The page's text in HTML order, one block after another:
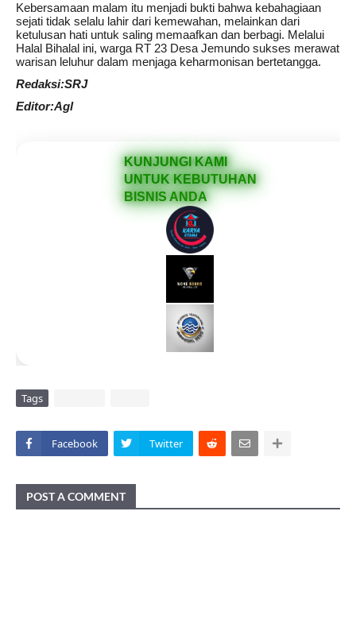
Kebersamaan malam itu menjadi bukti bahwa kebahagiaan
sejati tidak selalu lahir dari kemewahan, melainkan dari
ketulusan hati untuk saling memaafkan dan berbagi. Melalui
Halal Bihalal ini, warga RT 23 Desa Jemundo sukses merawat
warisan leluhur dalam menjaga keharmonisan bertetangga.
Redaksi:SRJ
Editor:Agl
KUNJUNGI KAMI
UNTUK KEBUTUHAN
BISNIS ANDA
Tags
Facebook Twitter
POST A COMMENT